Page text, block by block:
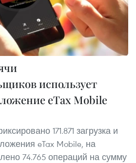
использует
eTax Mobile
171.871 загрузка и
eTax Mobile, на
74.765 операций на сумму